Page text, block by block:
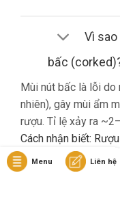
Vì
bấc
Mùi nút bấc là lỗi
nhiên), gây mùi ẩm
rượu. Tỉ lệ xảy ra
Cách nhận biết:
hương trái cây dù là
Nếu gặp lỗi này,
Menu Liên hệ